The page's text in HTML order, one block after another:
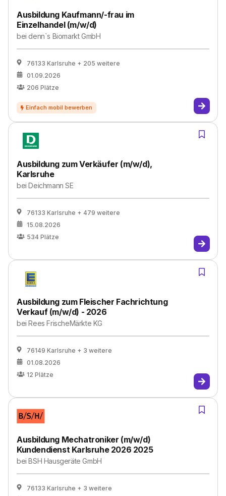
Ausbildung Kaufmann/-frau im
Einzelhandel (m/w/d)
beidenn`s Biomarkt GmbH
76133 Karlsruhe + 205 weitere
01.09.2026
206 Plätze
Ausbildung zum Verkäufer (m/w/d),
Karlsruhe
beiDeichmann SE
76133 Karlsruhe + 479 weitere
15.08.2026
534 Plätze
Ausbildung zum Fleischer Fachrichtung
Verkauf (m/w/d) - 2026
beiRees FrischeMärkte KG
76149 Karlsruhe + 3 weitere
01.08.2026
12 Plätze
Ausbildung Mechatroniker (m/w/d)
Kundendienst Karlsruhe 2026 2025
beiBSH Hausgeräte GmbH
76133 Karlsruhe + 3 weitere